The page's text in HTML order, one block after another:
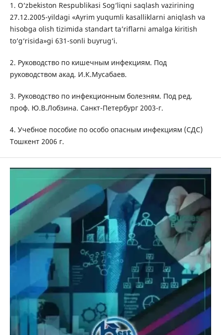
1. O‘zbekiston Respublikasi Sog‘liqni saqlash vazirining
27.12.2005-yildagi «Ayrim yuqumli kasalliklarni aniqlash va
hisobga olish tizimida standart ta’riflarni amalga kiritish
to‘g‘risida»gi 631-sonli buyrug‘i.
2. Руководство по кишечным инфекциям. Под
руководством акад. И.К.Мусабаев.
3. Руководство по инфекционным болезням. Под ред.
проф. Ю.В.Лобзина. Санкт-Петербург 2003-г.
4. Учебное пособие по особо опасным инфекциям (СДС)
Тошкент 2006 г.